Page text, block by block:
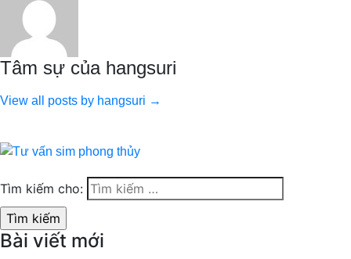
Tâm sự của hangsuri
View all posts by hangsuri →
Tìm kiếm cho:
Bài viết mới